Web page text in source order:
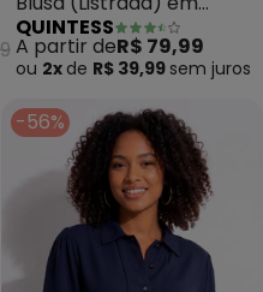
Blusa (Listrada) em
Malha de Algodão com
Bordado de Coração
QUINTESS
A partir deR$ 79,99
ou 2x de R$ 39,99 semjuros
-56%